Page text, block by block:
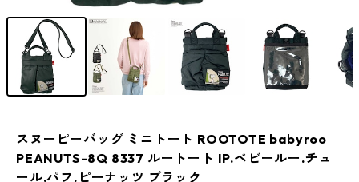
スヌーピーバッグ ミニトート ROOTOTE babyroo
PEANUTS-8Q 8337 ルートート IP.ベビールー.チュ
ール.パフ.ピーナッツ ブラック